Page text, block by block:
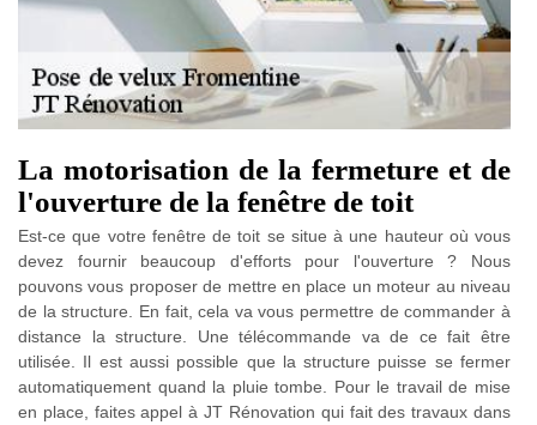
La motorisation de la fermeture et de
l'ouverture de la fenêtre de toit
Est-ce que votre fenêtre de toit se situe à une hauteur où vous
devez fournir beaucoup d'efforts pour l'ouverture ? Nous
pouvons vous proposer de mettre en place un moteur au niveau
de la structure. En fait, cela va vous permettre de commander à
distance la structure. Une télécommande va de ce fait être
utilisée. Il est aussi possible que la structure puisse se fermer
automatiquement quand la pluie tombe. Pour le travail de mise
en place, faites appel à JT Rénovation qui fait des travaux dans